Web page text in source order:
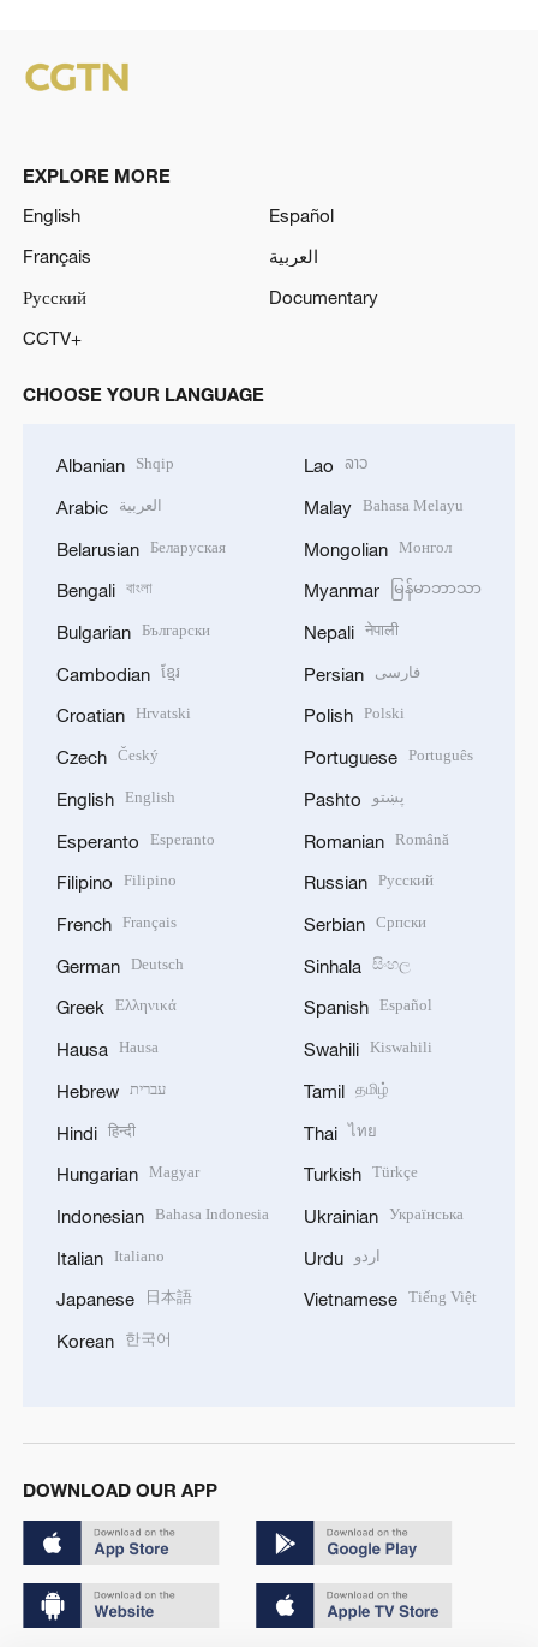
EXPLORE MORE
English
Español
Français
العربية
Русский
Documentary
CCTV+
CHOOSE YOUR LANGUAGE
Albanian Shqip
Arabic العربية
Belarusian Беларуская
Bengali বাংলা
Bulgarian Български
Cambodian ខ្មែរ
Croatian Hrvatski
Czech Český
English English
Esperanto Esperanto
Filipino Filipino
French Français
German Deutsch
Greek Ελληνικά
Hausa Hausa
Hebrew עברית
Hindi हिन्दी
Hungarian Magyar
Indonesian Bahasa Indonesia
Italian Italiano
Japanese 日本語
Korean 한국어
Lao ລາວ
Malay Bahasa Melayu
Mongolian Монгол
Myanmar မြန်မာဘာသာ
Nepali नेपाली
Persian فارسی
Polish Polski
Portuguese Português
Pashto پښتو
Romanian Română
Russian Русский
Serbian Српски
Sinhala සිංහල
Spanish Español
Swahili Kiswahili
Tamil தமிழ்
Thai ไทย
Turkish Türkçe
Ukrainian Українська
Urdu اردو
Vietnamese Tiếng Việt
DOWNLOAD OUR APP